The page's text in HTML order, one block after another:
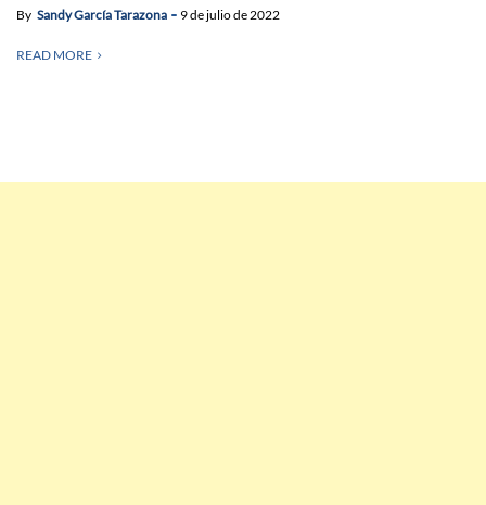
By Sandy García Tarazona 9 de julio de 2022
READ MORE